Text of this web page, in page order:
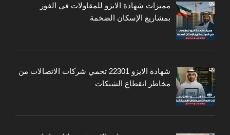
مميزات شهادة الايزو للمقاولات في الفوز
بمشاريع الإسكان الضخمة
شهادة الايزو 22301 تحمي شركات الاتصالات من
مخاطر انقطاع الشبكات